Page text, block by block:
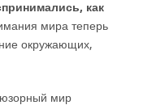
как
мира теперь
окружающих,
мир